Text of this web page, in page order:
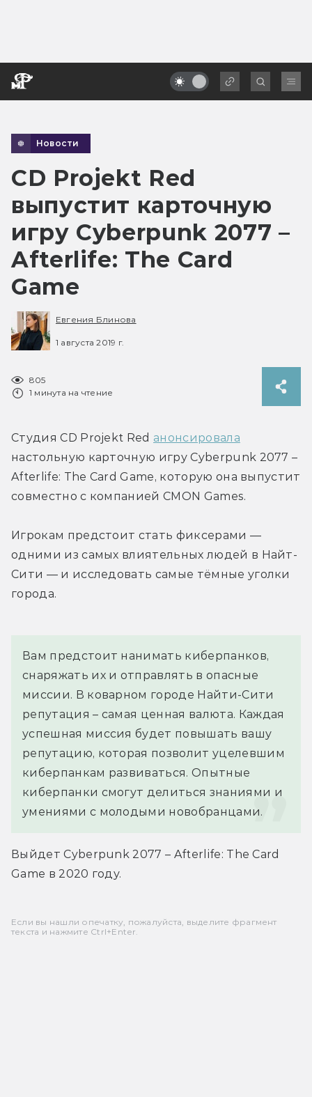
Новости
CD Projekt Red
выпустит карточную
игру Cyberpunk 2077 –
Afterlife: The Card
Game
Евгения Блинова
1 августа 2019 г.
805
1 минута на чтение
Студия CD Projekt Red анонсировала
настольную карточную игру Cyberpunk 2077 –
Afterlife: The Card Game, которую она выпустит
совместно с компанией CMON Games.
Игрокам предстоит стать фиксерами —
одними из самых влиятельных людей в Найт-
Сити — и исследовать самые тёмные уголки
города.
Вам предстоит нанимать киберпанков,
снаряжать их и отправлять в опасные
миссии. В коварном городе Найти-Сити
репутация – самая ценная валюта. Каждая
успешная миссия будет повышать вашу
репутацию, которая позволит уцелевшим
киберпанкам развиваться. Опытные
киберпанки смогут делиться знаниями и
умениями с молодыми новобранцами.
Выйдет Cyberpunk 2077 – Afterlife: The Card
Game в 2020 году.
Если вы нашли опечатку, пожалуйста, выделите фрагмент
текста и нажмите Ctrl+Enter.